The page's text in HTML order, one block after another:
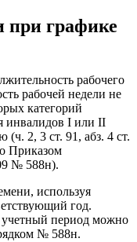
при графике
рабочего
рабочей недели не
категорий
инвалидов I или II
2, 3 ст. 91, абз. 4 ст.
Приказом
№ 588н).
используя
год.
учетный период можно
№ 588н.